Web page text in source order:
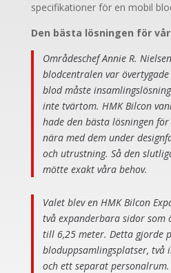
specifikationer för en mobil
Den bästa lösningen för
Områdeschef Annie R.
blodcentralen var
blod måste
inte tvärtom. HMK Bilcon
hade den bästa lösningen
nära med dem under
och utrustning. Så den
mötte exakt våra behov.
Valet blev en HMK Bilcon
två expanderbara sidor som
till 6,25 meter. Detta gjorde
bloduppsamlingsplatser,
och ett separat